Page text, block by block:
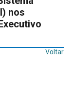
nos
Voltar